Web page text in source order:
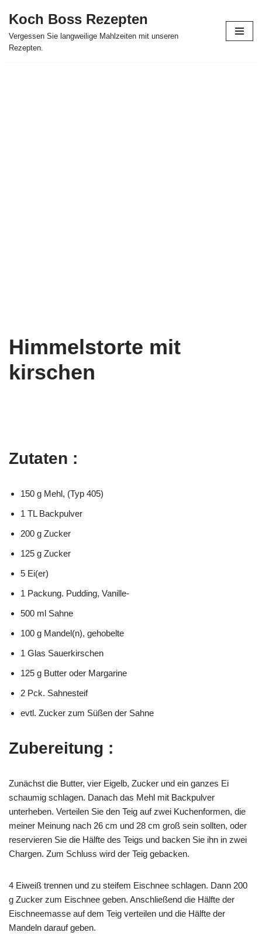
Skip
to
Koch Boss Rezepten
Vergessen Sie langweilige Mahlzeiten mit unseren
Rezepten.
Himmelstorte mit
kirschen
Zutaten :
150 g Mehl, (Typ 405)
1 TL Backpulver
200 g Zucker
125 g Zucker
5 Ei(er)
1 Packung. Pudding, Vanille-
500 ml Sahne
100 g Mandel(n), gehobelte
1 Glas Sauerkirschen
125 g Butter oder Margarine
2 Pck. Sahnesteif
evtl. Zucker zum Süßen der Sahne
Zubereitung :
Zunächst die Butter, vier Eigelb, Zucker und ein ganzes Ei
schaumig schlagen. Danach das Mehl mit Backpulver
unterheben. Verteilen Sie den Teig auf zwei Kuchenformen, die
meiner Meinung nach 26 cm und 28 cm groß sein sollten, oder
reservieren Sie die Hälfte des Teigs und backen Sie ihn in zwei
Chargen. Zum Schluss wird der Teig gebacken.
4 Eiweiß trennen und zu steifem Eischnee schlagen. Dann 200
g Zucker zum Eischnee geben. Anschließend die Hälfte der
Eischneemasse auf dem Teig verteilen und die Hälfte der
Mandeln darauf geben.